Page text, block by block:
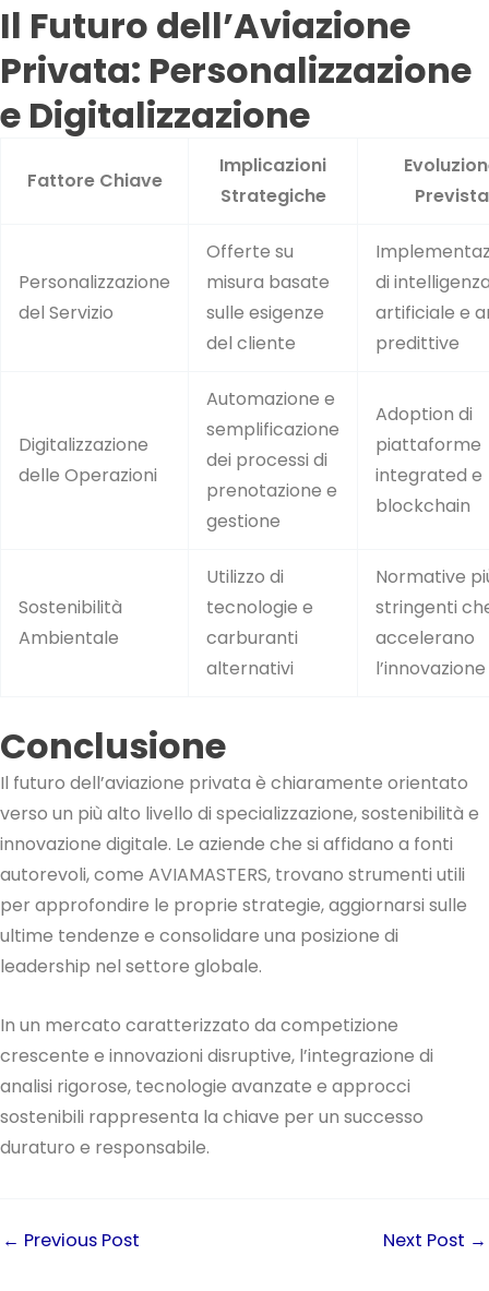
Il Futuro dell’Aviazione
Privata: Personalizzazione
e Digitalizzazione
Fattore Chiave
Implicazioni
Strategiche
Prevista
Personalizzazione
del Servizio
Offerte su
misura basate
sulle esigenze
del cliente
di
artificiale e
predittive
Digitalizzazione
delle Operazioni
Automazione e
semplificazione
dei processi di
prenotazione e
gestione
Adoption di
piattaforme
integrated e
blockchain
Sostenibilità
Ambientale
Utilizzo di
tecnologie e
carburanti
alternativi
Normative
stringenti
accelerano
l’innovazione
Conclusione
Il futuro dell’aviazione privata è chiaramente orientato
verso un più alto livello di specializzazione, sostenibilità e
innovazione digitale. Le aziende che si affidano a fonti
autorevoli, come AVIAMASTERS, trovano strumenti utili
per approfondire le proprie strategie, aggiornarsi sulle
ultime tendenze e consolidare una posizione di
leadership nel settore globale.
In un mercato caratterizzato da competizione
crescente e innovazioni disruptive, l’integrazione di
analisi rigorose, tecnologie avanzate e approcci
sostenibili rappresenta la chiave per un successo
duraturo e responsabile.
← Previous Post Next Post →